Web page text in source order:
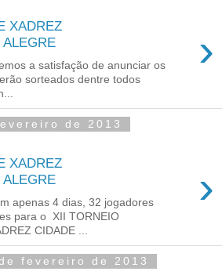
XADREZ
›
a satisfação de anunciar os
sorteados dentre todos
de 2013
XADREZ
›
apenas 4 dias, 32 jogadores
para o XII TORNEIO
CIDADE ...
fevereiro de 2013